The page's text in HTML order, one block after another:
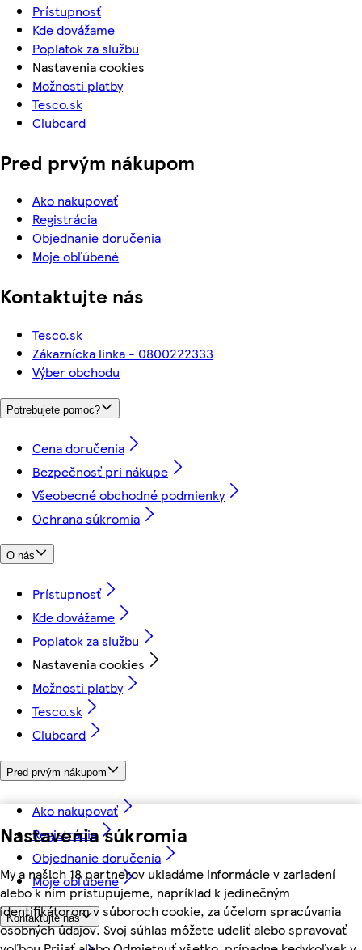
Nastavenia súkromia
My a našich 18 partnerov ukladáme informácie v zariadení
alebo k nim pristupujeme, napríklad k jedinečným
identifikátorom v súboroch cookie, za účelom spracúvania
osobných údajov. Svoj súhlas môžete udeliť alebo spravovať
Prístupnosť
Kde dovážame
Poplatok za službu
Nastavenia cookies
Možnosti platby
Tesco.sk
Clubcard
Pred prvým nákupom
Ako nakupovať
Registrácia
Objednanie doručenia
Moje obľúbené
Kontaktujte nás
Tesco.sk
Zákaznícka linka - 0800222333
Výber obchodu
Potrebujete pomoc?
Cena doručenia
Bezpečnosť pri nákupe
Všeobecné obchodné podmienky
Ochrana súkromia
O nás
Prístupnosť
Kde dovážame
Poplatok za službu
Nastavenia cookies
Možnosti platby
Tesco.sk
Clubcard
Pred prvým nákupom
Ako nakupovať
Registrácia
Objednanie doručenia
Moje obľúbené
Kontaktujte nás